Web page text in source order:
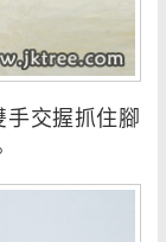
交握抓住腳